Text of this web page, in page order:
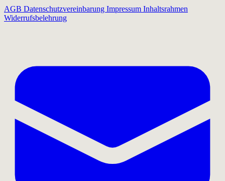
AGB Datenschutzvereinbarung Impressum Inhaltsrahmen
Widerrufsbelehrung